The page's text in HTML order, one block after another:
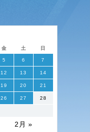
金 土 日
2月 »
5 6 7
12 13 14
19 20 21
26 27 28